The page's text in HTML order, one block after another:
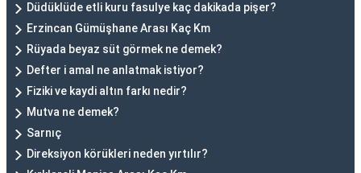
Düdüklüde etli kuru fasulye kaç dakikada pişer?
Erzincan Gümüşhane Arası Kaç Km
Rüyada beyaz süt görmek ne demek?
Defter i amal ne anlatmak istiyor?
Fiziki ve kaydi altın farkı nedir?
Mutva ne demek?
Sarnıç
Direksiyon körükleri neden yırtılır?